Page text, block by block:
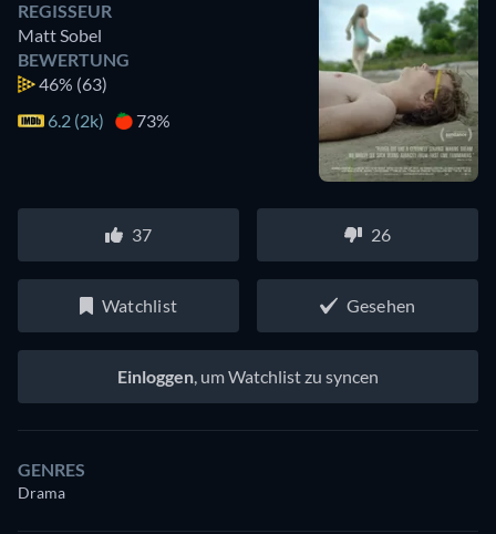
REGISSEUR
Matt Sobel
BEWERTUNG
46% (63)
6.2 (2k)
73%
37 26
Watchlist Gesehen
Einloggen, um Watchlist zu syncen
GENRES
Drama